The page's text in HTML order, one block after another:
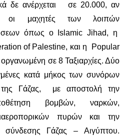
δε ανέρχεται σε 20.000, αν
οι μαχητές των λοιπών
όπως ο Islamic Jihad, η
of Palestine, και η Popular
σε 8 Ταξιαρχίες. Δύο
κατά μήκος των συνόρων
Γάζας, με αποστολή την
βομβών, ναρκών,
πυρών και την
σύνδεσης Γάζας – Αιγύπτου.